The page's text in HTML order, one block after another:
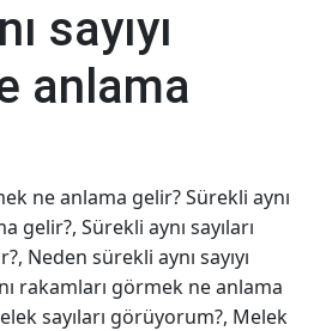
sayıyı
anlama
ne anlama gelir? Sürekli aynı
gelir?, Sürekli aynı sayıları
Neden sürekli aynı sayıyı
rakamları görmek ne anlama
sayıları görüyorum?, Melek